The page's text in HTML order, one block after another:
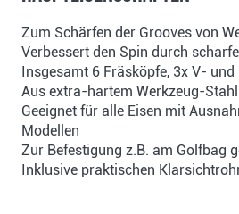
Zum Schärfen der Grooves von
Verbessert den Spin durch
Insgesamt 6 Fräsköpfe, 3x V-
Aus extra-hartem Werkzeug-
Geeignet für alle Eisen mit
Modellen
Zur Befestigung z.B. am Golfbag
Inklusive praktischen